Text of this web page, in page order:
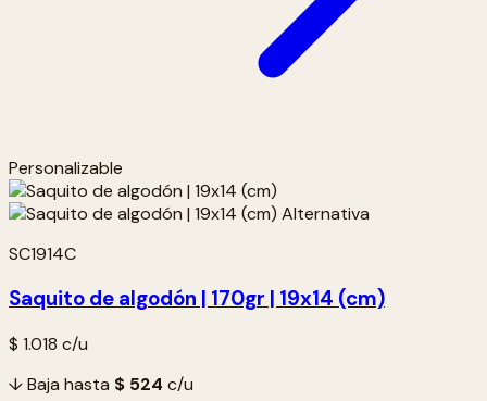
Personalizable
SC1914C
Saquito de algodón | 170gr | 19x14 (cm)
$ 1.018 c/u
↓ Baja hasta $ 524 c/u